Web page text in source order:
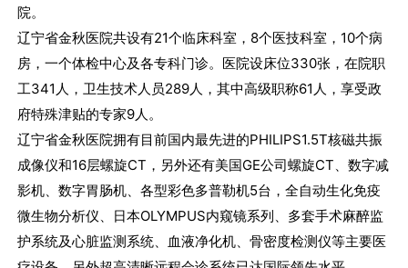
院。
辽宁省金秋医院共设有21个临床科室，8个医技科室，10个病
房，一个体检中心及各专科门诊。医院设床位330张，在院职
工341人，卫生技术人员289人，其中高级职称61人，享受政
府特殊津贴的专家9人。
辽宁省金秋医院拥有目前国内最先进的PHILIPS1.5T核磁共振
成像仪和16层螺旋CT，另外还有美国GE公司螺旋CT、数字减
影机、数字胃肠机、各型彩色多普勒机5台，全自动生化免疫
微生物分析仪、日本OLYMPUS内窥镜系列、多套手术麻醉监
护系统及心脏监测系统、血液净化机、骨密度检测仪等主要医